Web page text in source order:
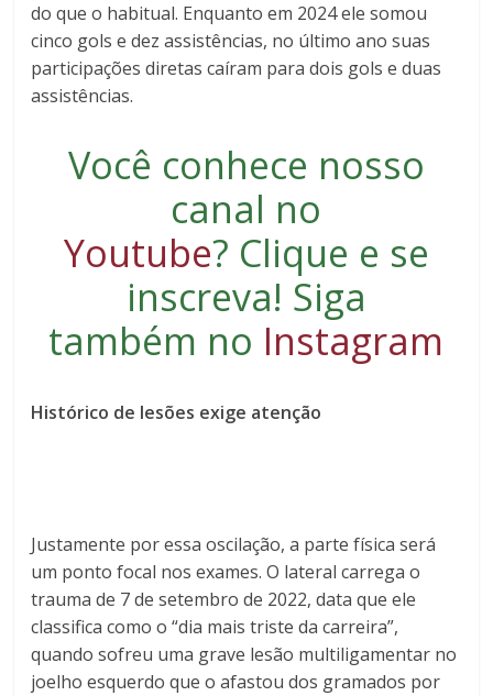
do que o habitual. Enquanto em 2024 ele somou
cinco gols e dez assistências, no último ano suas
participações diretas caíram para dois gols e duas
assistências.
Você conhece nosso
canal no
Youtube? Clique e se
inscreva! Siga
também no Instagram
Histórico de lesões exige atenção
Justamente por essa oscilação, a parte física será
um ponto focal nos exames. O lateral carrega o
trauma de 7 de setembro de 2022, data que ele
classifica como o “dia mais triste da carreira”,
quando sofreu uma grave lesão multiligamentar no
joelho esquerdo que o afastou dos gramados por